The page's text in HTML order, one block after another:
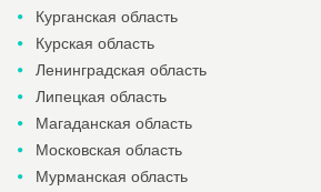
Курганская область
Курская область
Ленинградская область
Липецкая область
Магаданская область
Московская область
Мурманская область